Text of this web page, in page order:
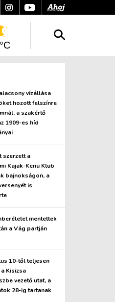
vízállása
hozott felszínre
a szakértő
1909-es híd
szerzett a
Kajak-Kenu Klub
bajnokságon, a
is
mentettek
a Vág partján
10-től teljesen
Kisizsa
vezető utat, a
28-ig tartanak